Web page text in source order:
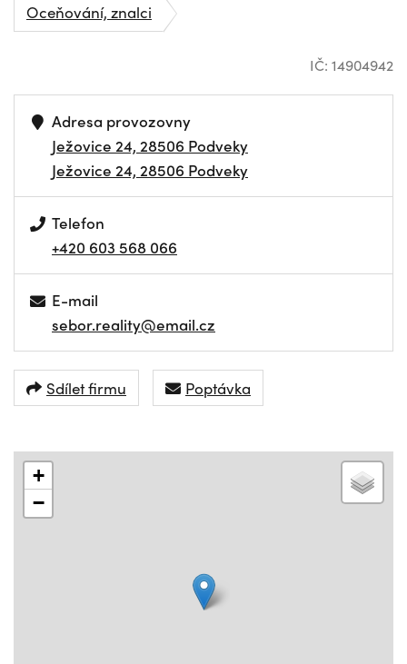
Oceňování, znalci
IČ: 14904942
Adresa provozovny
Ježovice 24, 28506 Podveky
Ježovice 24, 28506 Podveky
Telefon
+420 603 568 066
E-mail
sebor.reality@email.cz
Sdílet firmu Poptávka
+
−